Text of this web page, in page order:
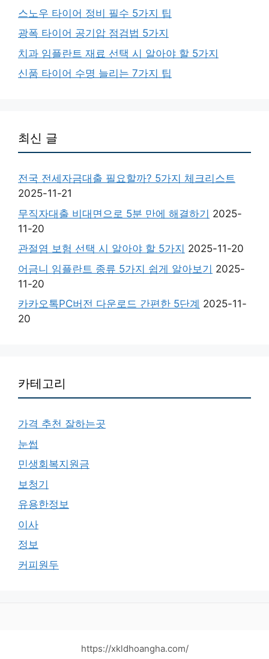
스노우 타이어 정비 필수 5가지 팁
광폭 타이어 공기압 점검법 5가지
치과 임플란트 재료 선택 시 알아야 할 5가지
신품 타이어 수명 늘리는 7가지 팁
최신 글
전국 전세자금대출 필요할까? 5가지 체크리스트
2025-11-21
무직자대출 비대면으로 5분 만에 해결하기 2025-
11-20
관절염 보험 선택 시 알아야 할 5가지 2025-11-20
어금니 임플란트 종류 5가지 쉽게 알아보기 2025-
11-20
카카오톡PC버전 다운로드 간편한 5단계 2025-11-
20
카테고리
가격 추천 잘하는곳
눈썹
민생회복지원금
보청기
유용한정보
이사
정보
커피원두
https://xkldhoangha.com/